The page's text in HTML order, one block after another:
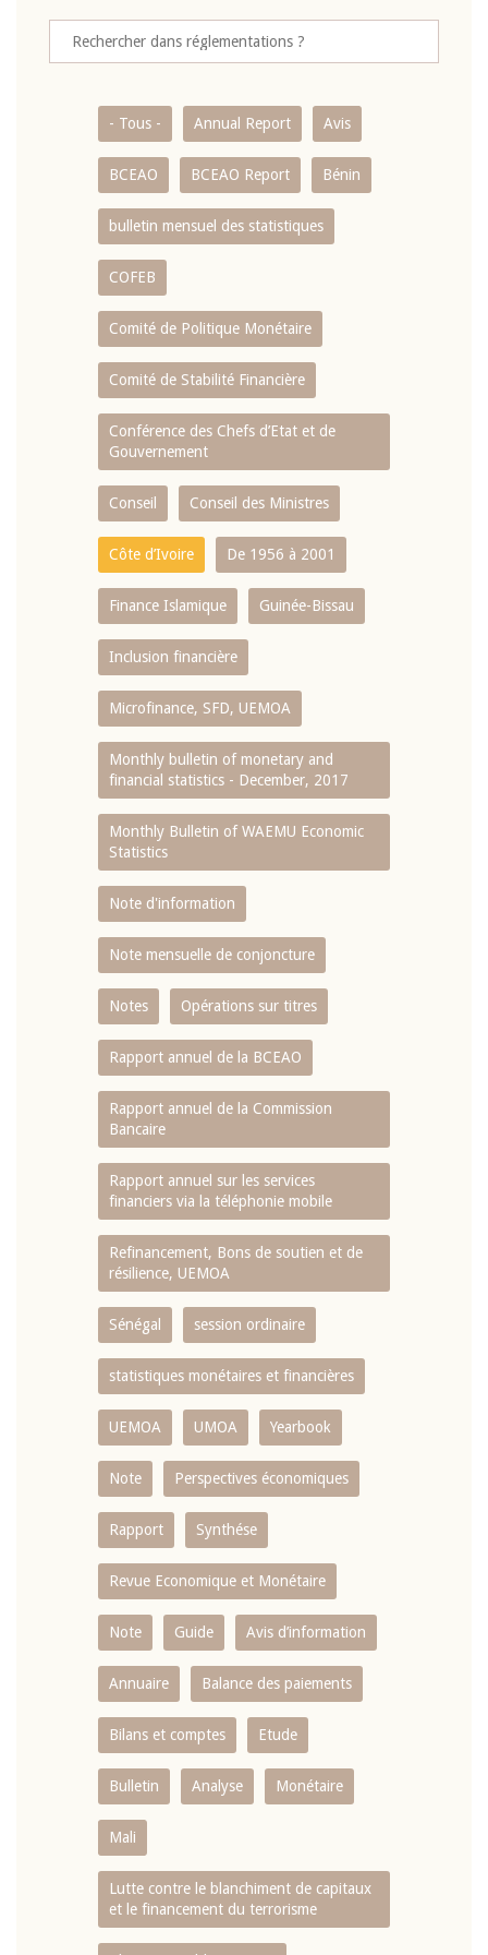
- Tous - Annual Report Avis
BCEAO BCEAO Report Bénin
bulletin mensuel des statistiques
COFEB
Comité de Politique Monétaire
Comité de Stabilité Financière
Conférence des Chefs d’Etat et de
Gouvernement
Conseil Conseil des Ministres
Côte d’Ivoire De 1956 à 2001
Finance Islamique Guinée-Bissau
Inclusion financière
Microfinance, SFD, UEMOA
Monthly bulletin of monetary and
financial statistics - December, 2017
Monthly Bulletin of WAEMU Economic
Statistics
Note d'information
Note mensuelle de conjoncture
Notes Opérations sur titres
Rapport annuel de la BCEAO
Rapport annuel de la Commission
Bancaire
Rapport annuel sur les services
financiers via la téléphonie mobile
Refinancement, Bons de soutien et de
résilience, UEMOA
Sénégal session ordinaire
statistiques monétaires et financières
UEMOA UMOA Yearbook
Note Perspectives économiques
Rapport Synthése
Revue Economique et Monétaire
Note Guide Avis d’information
Annuaire Balance des paiements
Bilans et comptes Etude
Bulletin Analyse Monétaire
Mali
Lutte contre le blanchiment de capitaux
et le financement du terrorisme